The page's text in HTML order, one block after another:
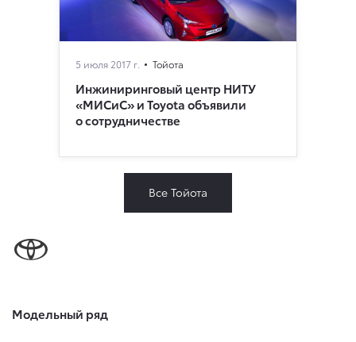
5 июля 2017 г. Тойота
Инжиниринговый центр НИТУ
«МИСиС» и Toyota объявили
о сотрудничестве
Все Тойота
Модельный ряд